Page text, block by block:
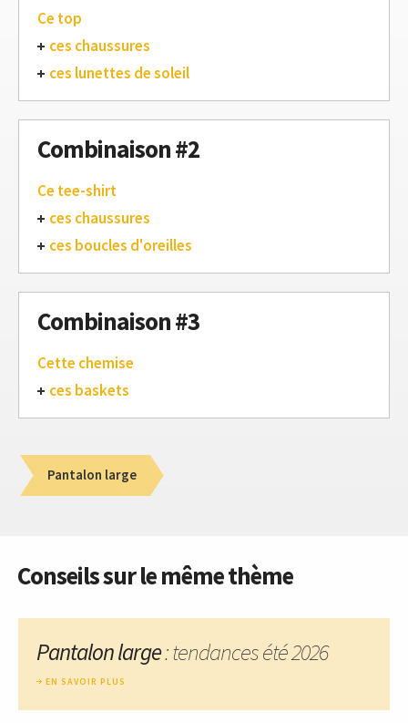
Ce top
ces chaussures
ces lunettes de soleil
Combinaison #2
Ce tee-shirt
ces chaussures
ces boucles d'oreilles
Combinaison #3
Cette chemise
ces baskets
Pantalon large
Conseils sur le même thème
Pantalon large: tendances été 2026
EN SAVOIR PLUS